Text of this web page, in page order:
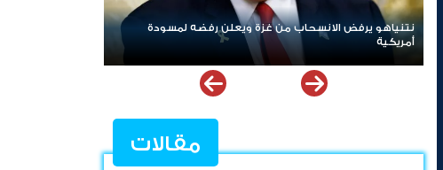
ردا على «خروقات» حزب الله.. إسرائيل تشن ضربات على جنوب
لبنان
مقالات